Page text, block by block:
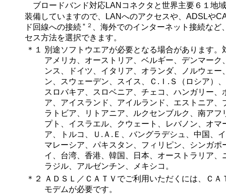
ブロードバンド対応LANコネクタと世界主要６１地域
装備していますので、LANへのアクセスや、ADSLや
ド回線への接続 ＊２
、海外でのインターネット接続な
セス方法を選択できます。
＊１
別途ソフトウエアが必要となる場合があります。
アメリカ、オーストリア、ベルギー、デンマーク
ンス、ドイツ、イタリア、オランダ、ノルウェー
ン、スウェーデン、スイス、Ｃ.Ｉ.Ｓ（ロシア）
スロバキア、スロベニア、チェコ、ハンガリー、
ア、アイスランド、アイルランド、エストニア、
ラトビア、リトアニア、ルクセンブルク、南アフ
プト、イスラエル、クウェート、レバノン、オマ
ア、トルコ、Ｕ.Ａ.Ｅ、バングラデシュ、中国、
マレーシア、パキスタン、フィリピン、シンガポ
イ、台湾、香港、韓国、日本、オーストラリア、
ラジル、アルゼンチン、メキシコ。
＊２
ＡＤＳＬ／ＣＡＴＶでご利用いただくには、ＣＡ
モデムが必要です。